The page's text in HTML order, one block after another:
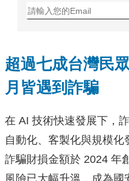
超過七成台灣民
月皆遇到詐騙
在 AI 技術快速發展下，
自動化、客製化與規模化
詐騙財損金額於 2024 年